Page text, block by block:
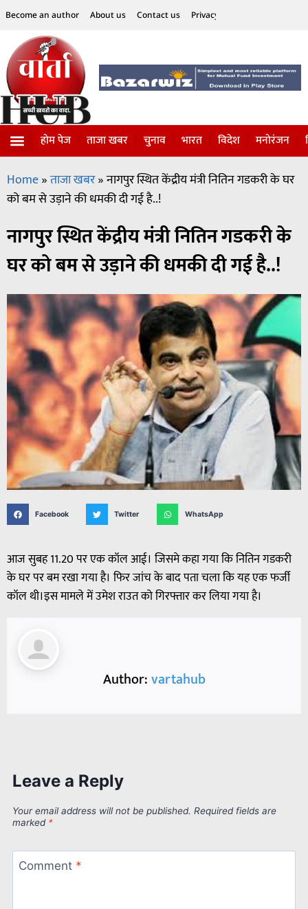
Become an author About us Contact us Privacy Policy
होम पेज ताजा खबर चुनाव भारत विदेश मनोरंजन
Home»ताजा खबर»नागपुर स्थित केंद्रीय मंत्री नितिन गडकरी के घर
को बम से उड़ाने की धमकी दी गई है..!
नागपुर स्थित केंद्रीय मंत्री नितिन गडकरी के
घर को बम से उड़ाने की धमकी दी गई है..!
Facebook Twitter WhatsApp
आज सुबह 11.20 पर एक कॉल आई। जिसमे कहा गया कि नितिन गडकरी
के घर पर बम रखा गया है। फिर जांच के बाद पता चला कि यह एक फर्जी
कॉल थी।इस मामले में उमेश राउत को गिरफ्तार कर लिया गया है।
Author:vartahub
Leave a Reply
Your email address will not be published. Required fields are
marked *
Comment *